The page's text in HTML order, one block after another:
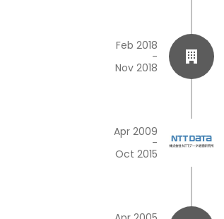
Feb 2018
-
Nov 2018
Apr 2009
-
Oct 2015